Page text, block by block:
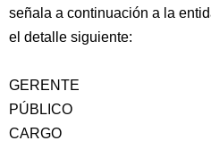
señala a continuación a la
el detalle siguiente:
GERENTE
PÚBLICO
CARGO